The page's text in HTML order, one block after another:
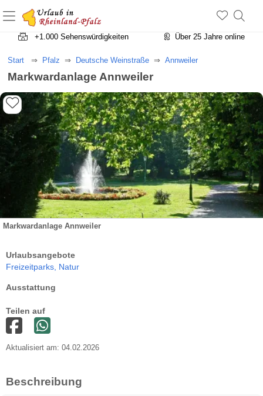
+1.500 Unterkünfte in Rheinland-Pfalz
+1.000 Sehenswürdigkeiten
Über 25 Jahre online
Start Pfalz Deutsche Weinstraße Annweiler
Markwardanlage Annweiler
Markwardanlage Annweiler
Urlaubsangebote
Freizeitparks, Natur
Ausstattung
Teilen auf
Aktualisiert am: 04.02.2026
Beschreibung